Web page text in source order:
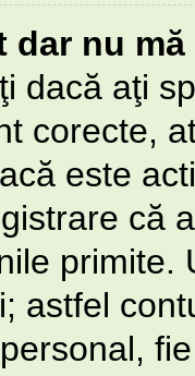
dar nu
dacă aţi
corecte,
este
că
primite.
astfel